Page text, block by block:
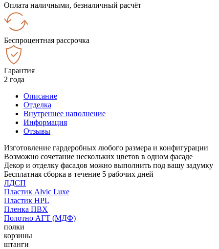
Оплата наличными, безналичный расчёт
Беспроцентная рассрочка
Гарантия
2 года
Описание
Отделка
Внутреннее наполнение
Информация
Отзывы
Изготовление гардеробных любого размера и конфигурации
Возможно сочетание нескольких цветов в одном фасаде
Декор и отделку фасадов можно выполнить под вашу задумку
Бесплатная сборка в течение 5 рабочих дней
ЛДСП
Пластик Alvic Luxe
Пластик HPL
Пленка ПВХ
Полотно АГТ (МДФ)
полки
корзины
штанги